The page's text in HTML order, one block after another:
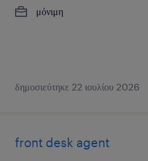
μόνιμη
δημοσιεύτηκε 22 ιουλίου 2026
front desk agent